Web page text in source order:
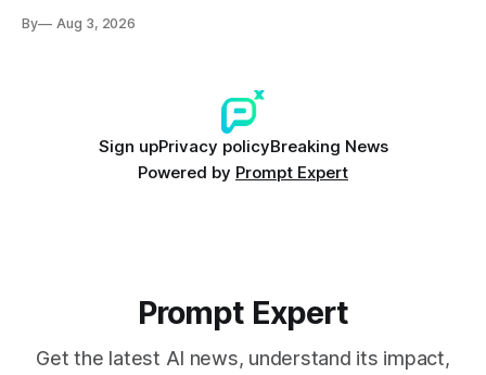
Poisoning ที่ซับซ้อน
By Aug 3, 2026
Sign upPrivacy policyBreaking News
Powered by Prompt Expert
Prompt Expert
Get the latest AI news, understand its impact,